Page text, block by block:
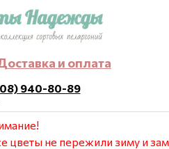
и оплата
940-80-89
не пережили зиму и